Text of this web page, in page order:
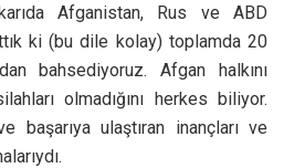
Afganistan, Rus ve ABD
ki (bu dile kolay) toplamda 20
bahsediyoruz. Afgan halkını
olmadığını herkes biliyor.
başarıya ulaştıran inançları ve